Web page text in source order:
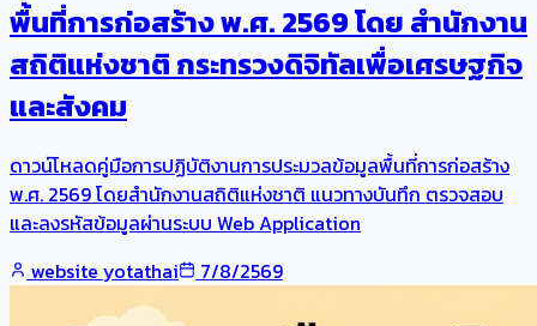
พื้นที่การก่อสร้าง พ.ศ. 2569 โดย สำนักงาน
สถิติแห่งชาติ กระทรวงดิจิทัลเพื่อเศรษฐกิจ
และสังคม
ดาวน์โหลดคู่มือการปฏิบัติงานการประมวลข้อมูลพื้นที่การก่อสร้าง
พ.ศ. 2569 โดยสำนักงานสถิติแห่งชาติ แนวทางบันทึก ตรวจสอบ
และลงรหัสข้อมูลผ่านระบบ Web Application
website yotathai
7/8/2569